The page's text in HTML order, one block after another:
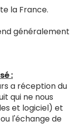
la France.
généralement
:
a réception du
qui ne nous
et logiciel) et
l'échange de